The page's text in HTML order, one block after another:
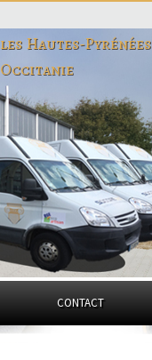
les Hautes-Pyrénées
Occitanie
CONTACT